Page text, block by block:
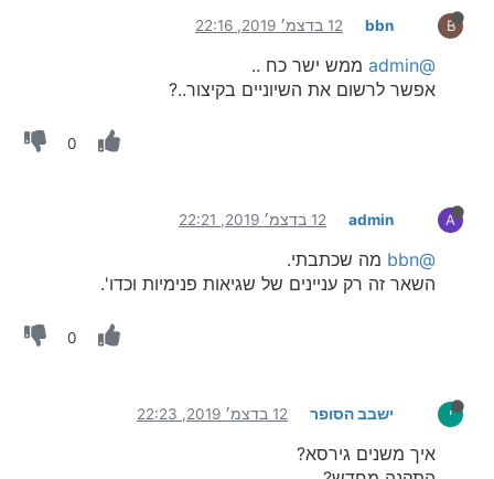
B
bbn 12 בדצמ׳ 2019, 22:16
@admin
ממש ישר כח ..
אפשר לרשום את השיוניים בקיצור..?
0
A
admin 12 בדצמ׳ 2019, 22:21
@bbn
מה שכתבתי.
השאר זה רק עניינים של שגיאות פנימיות וכדו'.
0
י ישבב הסופר 12 בדצמ׳ 2019, 22:23
איך משנים גירסא?